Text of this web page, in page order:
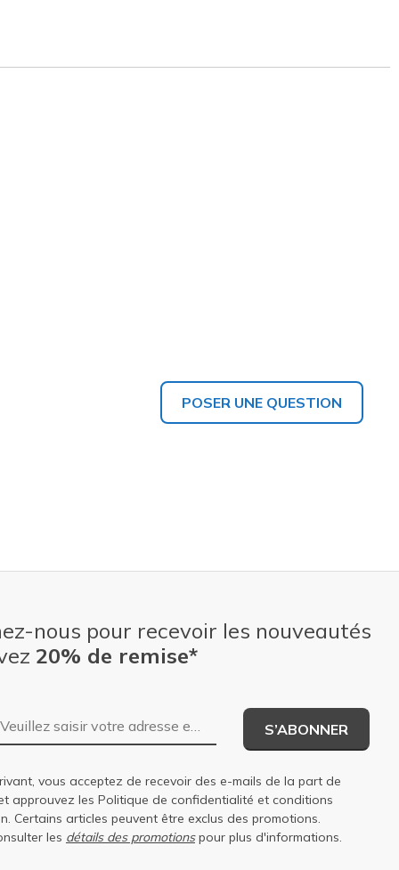
POSER UNE QUESTION
nous pour recevoir les nouveautés
20% de remise*
Adresse e-mail
S’ABONNER
vous acceptez de recevoir des e-mails de la part de
approuvez les Politique de confidentialité et conditions
. Certains articles peuvent être exclus des promotions.
les détails des promotionspour plus d'informations.